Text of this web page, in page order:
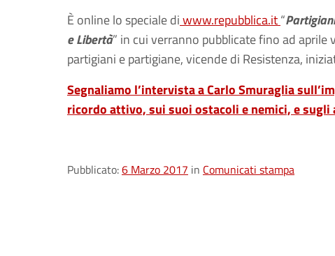
È online lo speciale diwww.repubblica.it“
e Libertà” in cui verranno pubblicate fino ad aprile
partigiani e partigiane, vicende di Resistenza,
Segnaliamo l’intervista a Carlo Smuraglia
ricordo attivo, sui suoi ostacoli e nemici, e
Pubblicato:6 Marzo 2017 in Comunicati stampa